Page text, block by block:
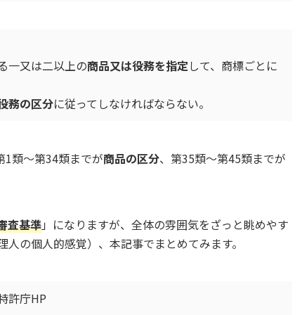
一又は二以上の商品又は役務を指定して、商標ごとに
務の区分に従ってしなければならない。
1類～第34類までが商品の区分、第35類～第45類までが
査基準」になりますが、全体の雰囲気をざっと眺めやす
の個人的感覚）、本記事でまとめてみます。
許庁HP